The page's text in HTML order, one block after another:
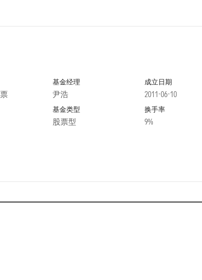
基金经理
尹浩
成立日期
2011-06-10
基金类型
股票型
换手率
9%